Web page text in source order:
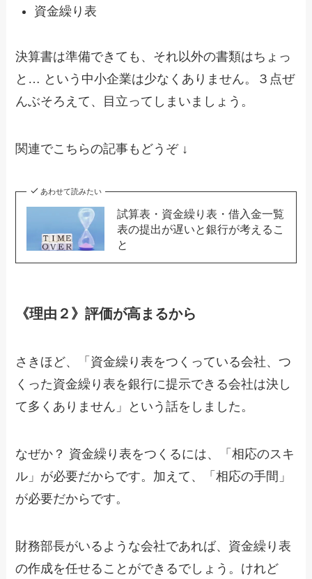
資金繰り表
決算書は準備できても、それ以外の書類はちょっ
と… という中小企業は少なくありません。３点ぜ
んぶそろえて、目立ってしまいましょう。
関連でこちらの記事もどうぞ ↓
あわせて読みたい
試算表・資金繰り表・借入金一覧
表の提出が遅いと銀行が考えるこ
と
《理由２》評価が高まるから
さきほど、「資金繰り表をつくっている会社、つ
くった資金繰り表を銀行に提示できる会社は決し
て多くありません」という話をしました。
なぜか？ 資金繰り表をつくるには、「相応のスキ
ル」が必要だからです。加えて、「相応の手間」
が必要だからです。
財務部長がいるような会社であれば、資金繰り表
の作成を任せることができるでしょう。けれど